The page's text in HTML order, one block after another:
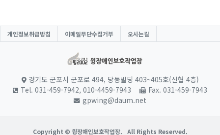
개인정보취급방침 이메일무단수집거부 오시는길
경기도 군포시 군포로 494, 당동빌딩 403~405호(신협 4층)
Tel. 031-459-7942, 010-4459-7943
Fax. 031-459-7943
gpwing@daum.net
Copyright © 윙장애인보호작업장. All Rights Reserved.